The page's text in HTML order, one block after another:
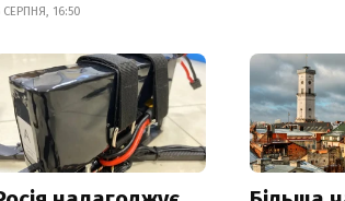
СЕРПНЯ, 16:50